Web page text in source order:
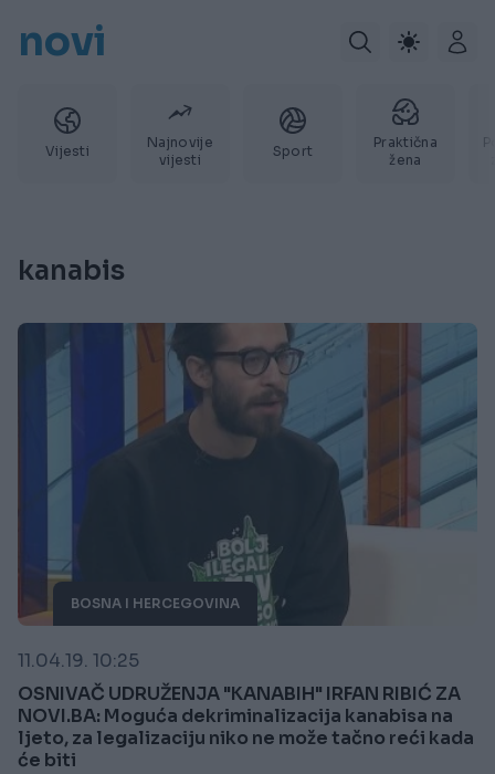
novi
Vijesti
Najnovije
vijesti
Sport
Praktična
žena
kanabis
BOSNA I HERCEGOVINA
11.04.19. 10:25
OSNIVAČ UDRUŽENJA "KANABIH" IRFAN RIBIĆ ZA
NOVI.BA: Moguća dekriminalizacija kanabisa na
ljeto, za legalizaciju niko ne može tačno reći kada
će biti